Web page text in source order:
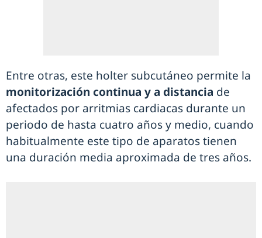
Entre otras, este holter subcutáneo permite la
monitorización continua y a distancia de
afectados por arritmias cardiacas durante un
periodo de hasta cuatro años y medio, cuando
habitualmente este tipo de aparatos tienen
una duración media aproximada de tres años.